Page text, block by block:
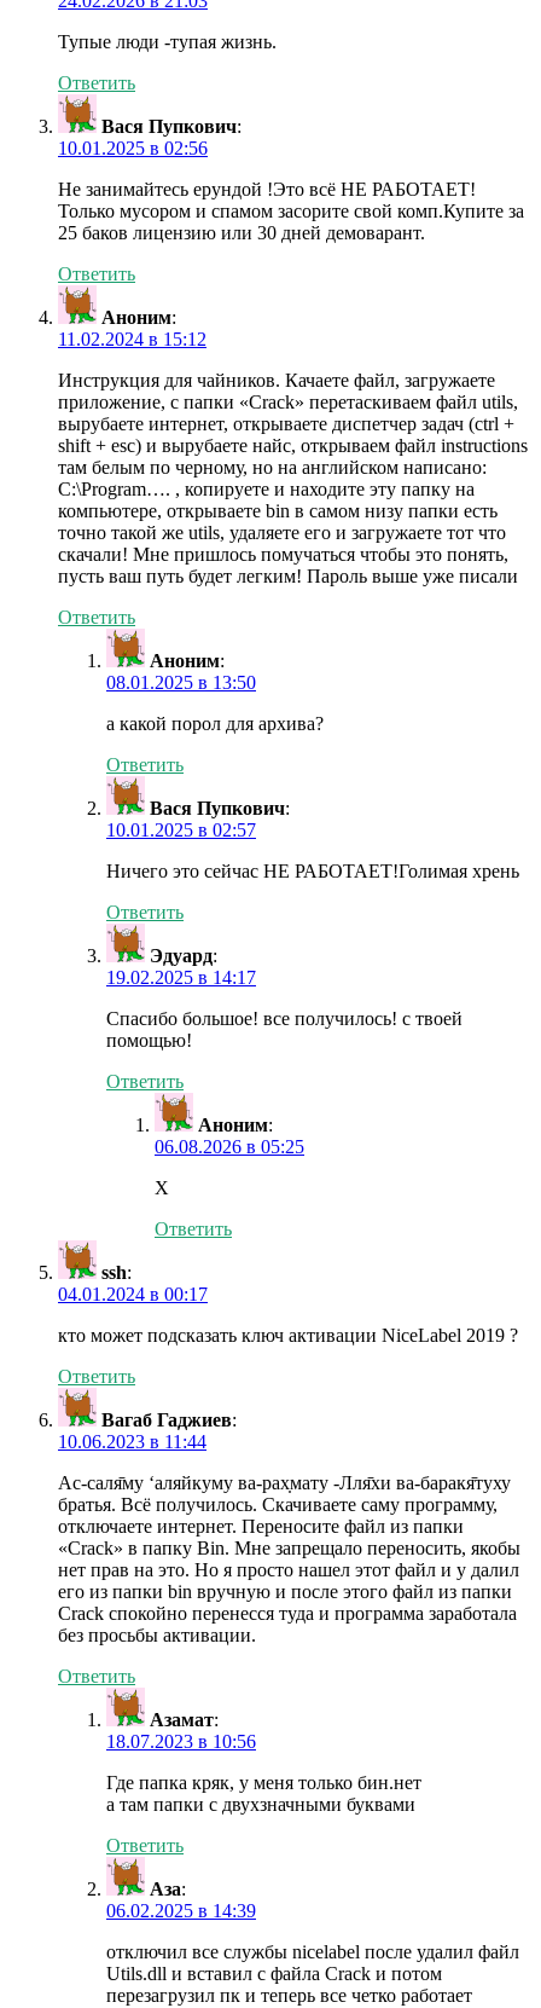
Тупые люди -тупая жизнь.
Ответить
Вася Пупкович:
10.01.2025 в 02:56
Не занимайтесь ерундой !Это всё НЕ РАБОТАЕТ!
Только мусором и спамом засорите свой комп.Купите за
25 баков лицензию или 30 дней демоварант.
Ответить
Аноним:
11.02.2024 в 15:12
Инструкция для чайников. Качаете файл, загружаете
приложение, с папки «Crack» перетаскиваем файл utils,
вырубаете интернет, открываете диспетчер задач (ctrl +
shift + esc) и вырубаете найс, открываем файл instructions
там белым по черному, но на английском написано:
C:\Program…. , копируете и находите эту папку на
компьютере, открываете bin в самом низу папки есть
точно такой же utils, удаляете его и загружаете тот что
скачали! Мне пришлось помучаться чтобы это понять,
пусть ваш путь будет легким! Пароль выше уже писали
Ответить
Аноним:
08.01.2025 в 13:50
а какой порол для архива?
Ответить
Вася Пупкович:
10.01.2025 в 02:57
Ничего это сейчас НЕ РАБОТАЕТ!Голимая хрень
Ответить
Эдуард:
19.02.2025 в 14:17
Спасибо большое! все получилось! с твоей
помощью!
Ответить
Аноним:
06.08.2026 в 05:25
Х
Ответить
ssh:
04.01.2024 в 00:17
кто может подсказать ключ активации NiceLabel 2019 ?
Ответить
Вагаб Гаджиев:
10.06.2023 в 11:44
Ас-саля̄му ‘аляйкуму ва-рах̣мату -Лля̄хи ва-баракя̄туху
братья. Всё получилось. Скачиваете саму программу,
отключаете интернет. Переносите файл из папки
«Crack» в папку Bin. Мне запрещало переносить, якобы
нет прав на это. Но я просто нашел этот файл и у далил
его из папки bin вручную и после этого файл из папки
Crack спокойно перенесся туда и программа заработала
без просьбы активации.
Ответить
Азамат:
18.07.2023 в 10:56
Где папка кряк, у меня только бин.нет
а там папки с двухзначными буквами
Ответить
Аза:
06.02.2025 в 14:39
отключил все службы nicelabel после удалил файл
Utils.dll и вставил с файла Crack и потом
перезагрузил пк и теперь все четко работает